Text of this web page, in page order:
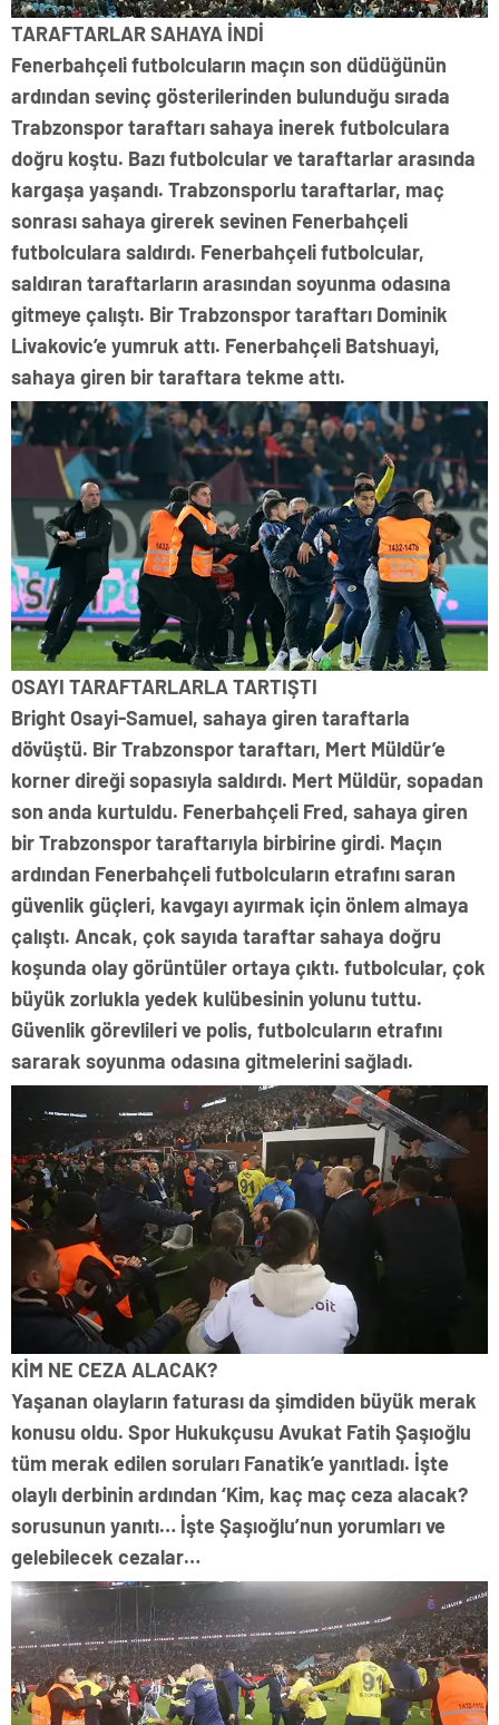
TARAFTARLAR SAHAYA İNDİ
Fenerbahçeli futbolcuların maçın son düdüğünün
ardından sevinç gösterilerinden bulunduğu sırada
Trabzonspor taraftarı sahaya inerek futbolculara
doğru koştu. Bazı futbolcular ve taraftarlar arasında
kargaşa yaşandı. Trabzonsporlu taraftarlar, maç
sonrası sahaya girerek sevinen Fenerbahçeli
futbolculara saldırdı. Fenerbahçeli futbolcular,
saldıran taraftarların arasından soyunma odasına
gitmeye çalıştı. Bir Trabzonspor taraftarı Dominik
Livakovic’e yumruk attı. Fenerbahçeli Batshuayi,
sahaya giren bir taraftara tekme attı.
OSAYI TARAFTARLARLA TARTIŞTI
Bright Osayi-Samuel, sahaya giren taraftarla
dövüştü. Bir Trabzonspor taraftarı, Mert Müldür’e
korner direği sopasıyla saldırdı. Mert Müldür, sopadan
son anda kurtuldu. Fenerbahçeli Fred, sahaya giren
bir Trabzonspor taraftarıyla birbirine girdi. Maçın
ardından Fenerbahçeli futbolcuların etrafını saran
güvenlik güçleri, kavgayı ayırmak için önlem almaya
çalıştı. Ancak, çok sayıda taraftar sahaya doğru
koşunda olay görüntüler ortaya çıktı. futbolcular, çok
büyük zorlukla yedek kulübesinin yolunu tuttu.
Güvenlik görevlileri ve polis, futbolcuların etrafını
sararak soyunma odasına gitmelerini sağladı.
KİM NE CEZA ALACAK?
Yaşanan olayların faturası da şimdiden büyük merak
konusu oldu. Spor Hukukçusu Avukat Fatih Şaşıoğlu
tüm merak edilen soruları Fanatik’e yanıtladı. İşte
olaylı derbinin ardından ‘Kim, kaç maç ceza alacak?
sorusunun yanıtı… İşte Şaşıoğlu’nun yorumları ve
gelebilecek cezalar…